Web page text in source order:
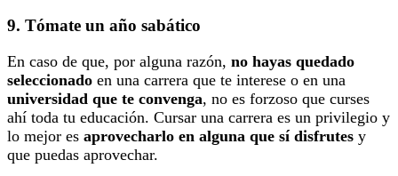
9. Tómate un año sabático
En caso de que, por alguna razón, no hayas quedado
seleccionado en una carrera que te interese o en una
universidad que te convenga, no es forzoso que curses
ahí toda tu educación. Cursar una carrera es un privilegio y
lo mejor es aprovecharlo en alguna que sí disfrutes y
que puedas aprovechar.